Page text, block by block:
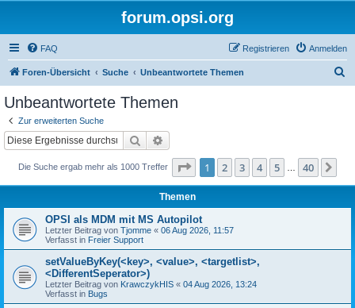
forum.opsi.org
FAQ Anmelden
Registrieren
Foren-Übersicht Suche Unbeantwortete Themen
Unbeantwortete Themen
Zur erweiterten Suche
Suche
Die Suche ergab mehr als 1000 Treffer Seite 1von 40
1 2 3 4 5 40
Themen
OPSI als MDM mit MS Autopilot
Letzter Beitrag von Tjomme « 06 Aug 2026, 11:57
Verfasst in Freier Support
setValueByKey(<key>, <value>, <targetlist>,
<DifferentSeperator>)
Letzter Beitrag von KrawczykHIS « 04 Aug 2026, 13:24
Verfasst in Bugs